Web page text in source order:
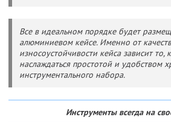
Все в идеальном порядке будет
алюминиевом кейсе. Именно от
износоустойчивости кейса зависит то,
наслаждаться простотой и удобством
инструментального набора.
Инструменты всегда на